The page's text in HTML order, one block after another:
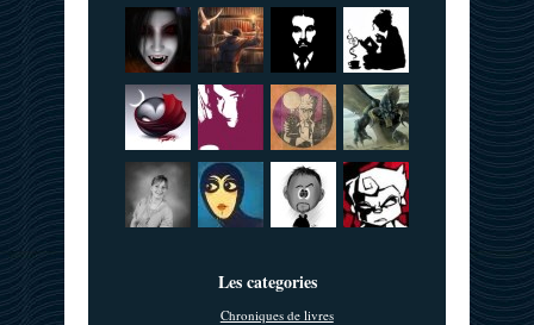
Les categories
Chroniques de livres